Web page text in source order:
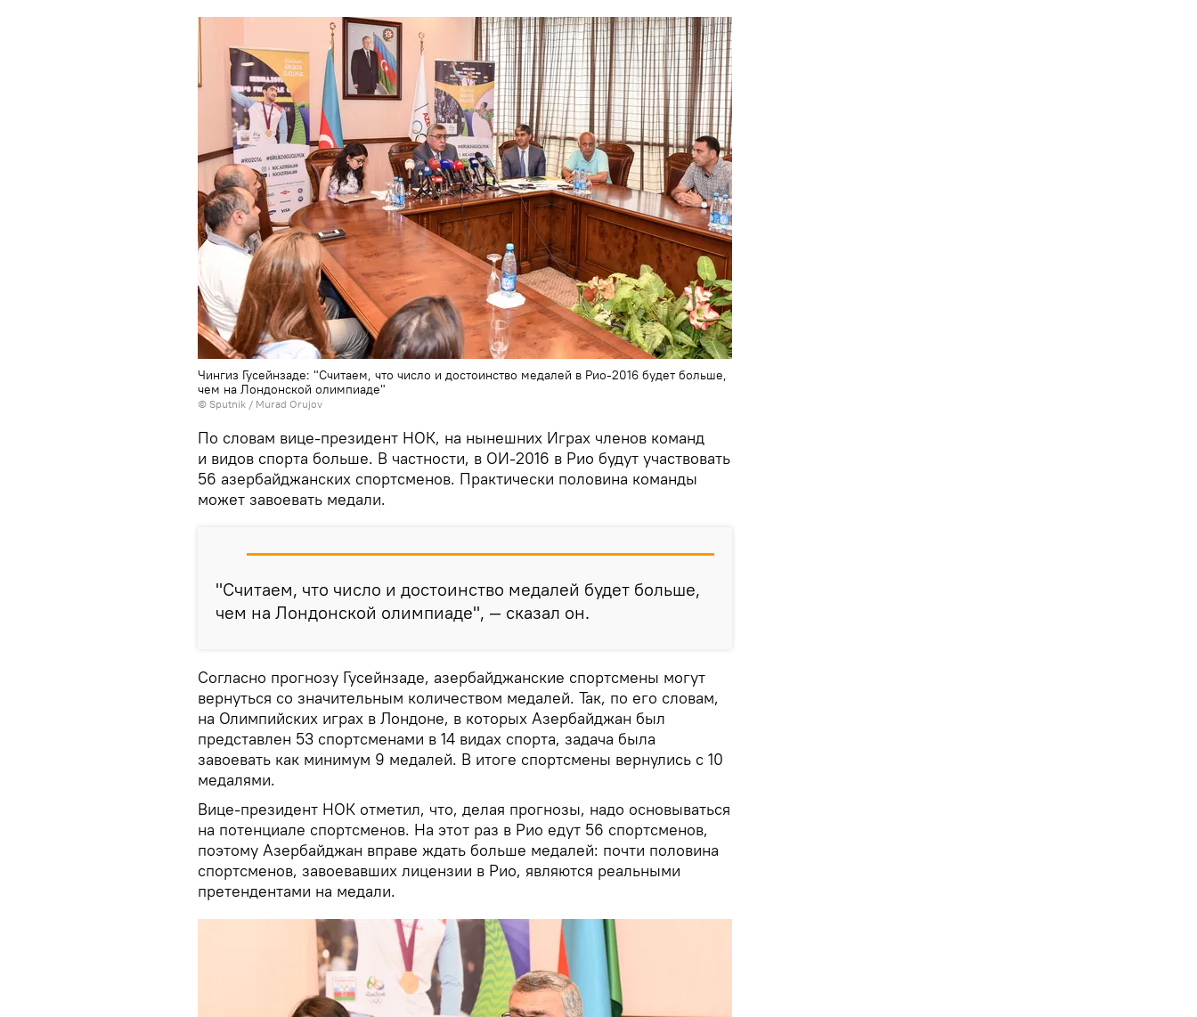
Чингиз Гусейнзаде: "Считаем, что число и достоинство медалей в Рио-2016 будет больше,
чем на Лондонской олимпиаде"
© Sputnik / Murad Orujov
По словам вице-президент НОК, на нынешних Играх членов команд
и видов спорта больше. В частности, в ОИ-2016 в Рио будут участвовать
56 азербайджанских спортсменов. Практически половина команды
может завоевать медали.
"Считаем, что число и достоинство медалей будет больше,
чем на Лондонской олимпиаде", — сказал он.
Согласно прогнозу Гусейнзаде, азербайджанские спортсмены могут
вернуться со значительным количеством медалей. Так, по его словам,
на Олимпийских играх в Лондоне, в которых Азербайджан был
представлен 53 спортсменами в 14 видах спорта, задача была
завоевать как минимум 9 медалей. В итоге спортсмены вернулись с 10
медалями.
Вице-президент НОК отметил, что, делая прогнозы, надо основываться
на потенциале спортсменов. На этот раз в Рио едут 56 спортсменов,
поэтому Азербайджан вправе ждать больше медалей: почти половина
спортсменов, завоевавших лицензии в Рио, являются реальными
претендентами на медали.